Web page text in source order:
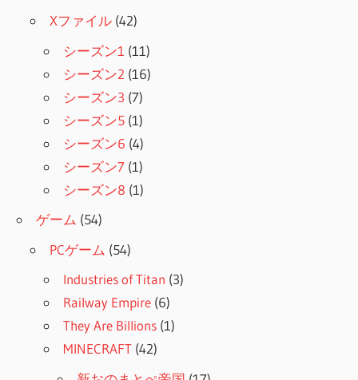
Xファイル (42)
シーズン1 (11)
シーズン2 (16)
シーズン3 (7)
シーズン5 (1)
シーズン6 (4)
シーズン7 (1)
シーズン8 (1)
ゲーム (54)
PCゲーム (54)
Industries of Titan (3)
Railway Empire (6)
They Are Billions (1)
MINECRAFT (42)